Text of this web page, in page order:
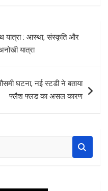
ar
यात्रा : आस्था, संस्कृति और
यात्रा
घटना, नई स्टडी ने बताया
फ्लैश फ्लड का असल कारण